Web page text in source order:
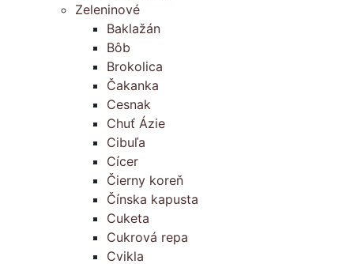
Zeleninové
Baklažán
Bôb
Brokolica
Čakanka
Cesnak
Chuť Ázie
Cibuľa
Cícer
Čierny koreň
Čínska kapusta
Cuketa
Cukrová repa
Cvikla